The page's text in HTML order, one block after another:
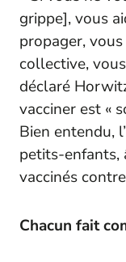
grippe], vous
propager,
collective,
déclaré
vacciner est «
Bien entendu,
petits-enfants,
vaccinés
Chacun fait